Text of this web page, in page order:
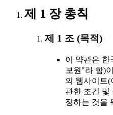
제 1 장 총칙
제 1 조 (목적)
이 약관은 한
보원"라 함)
의 웹사이트(
관한 조건 및
정하는 것을